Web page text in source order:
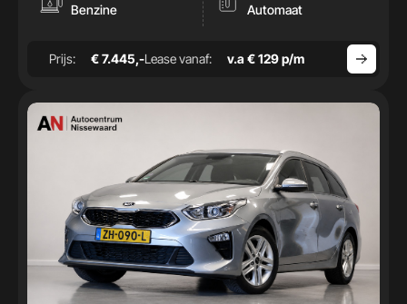
Benzine
Automaat
Prijs: € 7.445,-Lease vanaf: v.a € 129 p/m